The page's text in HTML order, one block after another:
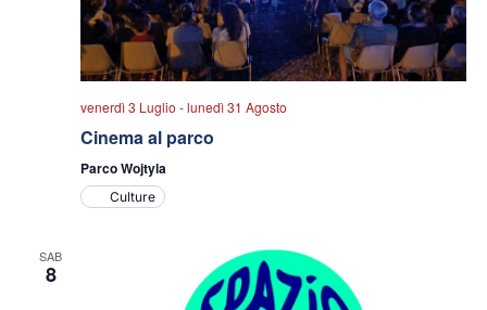
venerdì 3 Luglio -lunedì 31 Agosto
Cinema al parco
Parco Wojtyla
Culture
SAB
8